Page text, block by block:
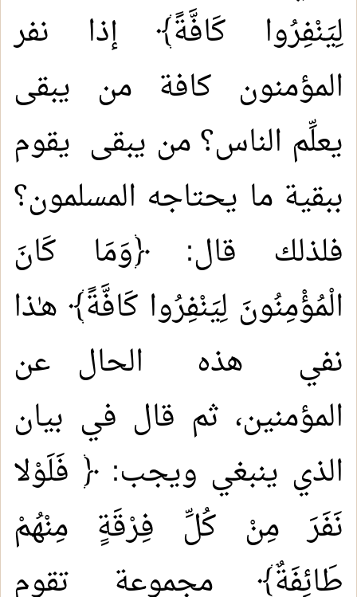
لِيَنْفِرُوا كَافَّةً﴾ إذا نفر
المؤمنون كافة من يبقى
يعلِّم الناس؟ من يبقى يقوم
ببقية ما يحتاجه المسلمون؟
فلذلك قال: ﴿وَمَا كَانَ
الْمُؤْمِنُونَ لِيَنْفِرُوا كَافَّةً﴾ هـٰذا
نفي هذه الحال عن
المؤمنين، ثم قال في بيان
الذي ينبغي ويجب: ﴿ فَلَوْلا
نَفَرَ مِنْ كُلِّ فِرْقَةٍ مِنْهُمْ
طَائِفَةٌ﴾ مجموعة تقوم